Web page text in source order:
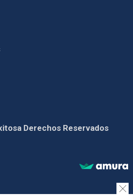
Derechos Reservados